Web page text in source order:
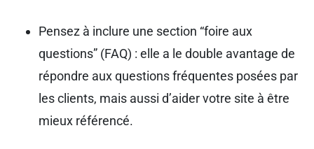
Pensez à inclure une section “foire aux
questions” (FAQ) : elle a le double avantage de
répondre aux questions fréquentes posées par
les clients, mais aussi d’aider votre site à être
mieux référencé.